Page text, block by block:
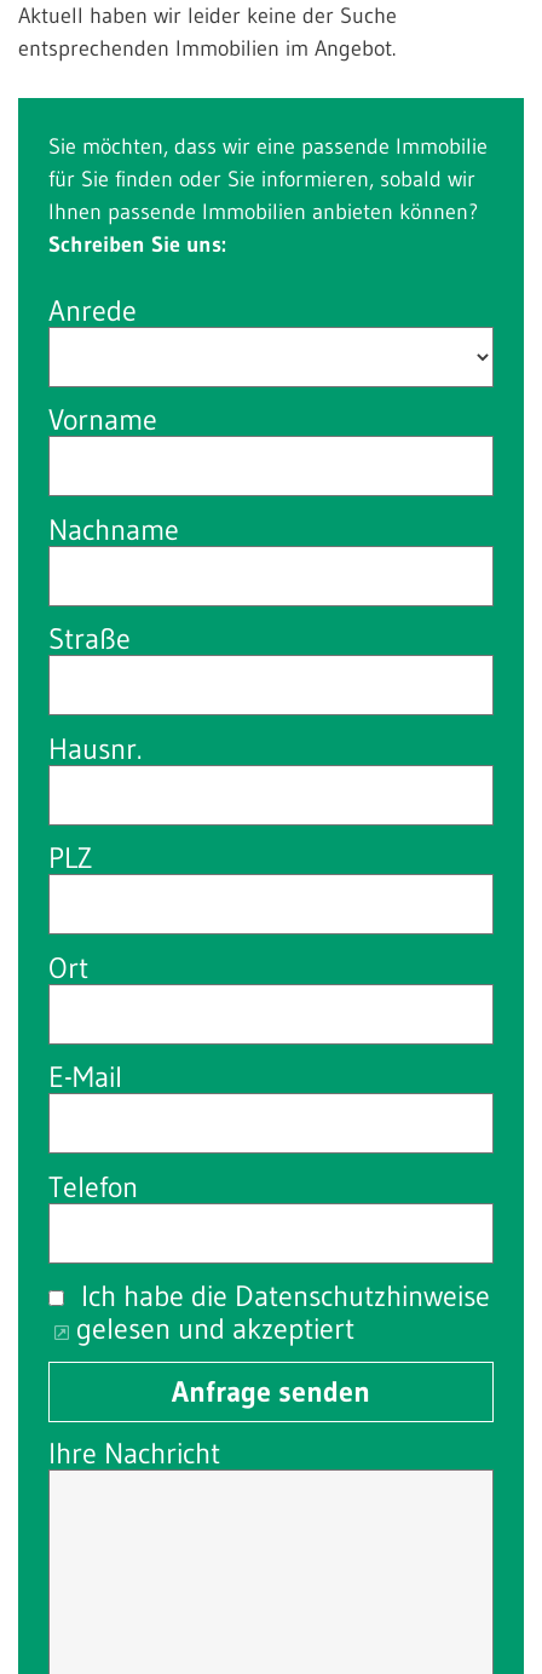
Aktuell haben wir leider keine der Suche
entsprechenden Immobilien im Angebot.
Sie möchten, dass wir eine passende Immobilie
für Sie finden oder Sie informieren, sobald wir
Ihnen passende Immobilien anbieten können?
Schreiben Sie uns:
Anrede
Vorname
Nachname
Straße
Hausnr.
PLZ
Ort
E-Mail
Telefon
Ich habe die Datenschutzhinweise
gelesen und akzeptiert
Anfrage senden
Ihre Nachricht